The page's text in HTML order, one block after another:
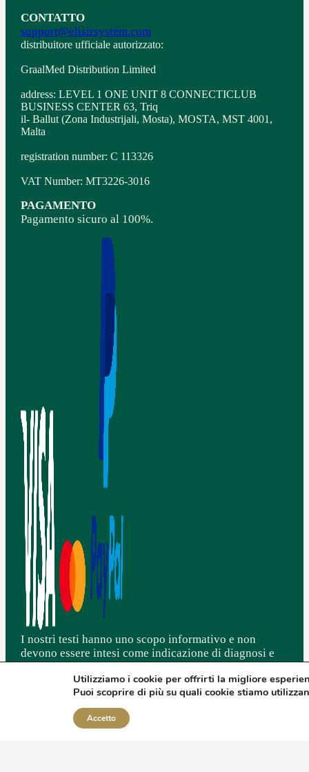
CONTATTO
support@elisirsystem.com
distribuitore ufficiale autorizzato:
GraalMed Distribution Limited
address: LEVEL 1 ONE UNIT 8 CONNECTICLUB
BUSINESS CENTER 63, Triq
il- Ballut (Zona Industrijali, Mosta), MOSTA, MST 4001,
Malta
registration number: C 113326
VAT Number: MT3226-3016
PAGAMENTO
Pagamento sicuro al 100%.
I nostri testi hanno uno scopo informativo e non
devono essere intesi come indicazione di diagnosi e
alcun modo al parere degli specialisti.
L'integrazione NON deve essere intesa come sostituto
di una sana e corretta alimentazione associata ad uno
stile di vita ottimale.
Utilizziamo i cookie per offrirti la migliore
Puoi scoprire di più su quali cookie stiamo
Accetto